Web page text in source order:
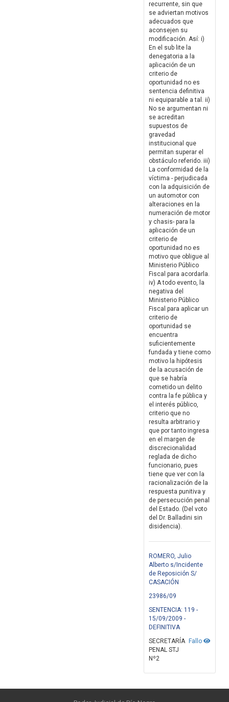
recurrente, sin que
se adviertan motivos
adecuados que
aconsejen su
modificación. Así: i)
En el sub lite la
denegatoria a la
aplicación de un
criterio de
oportunidad no es
sentencia definitiva
ni equiparable a tal. ii)
No se argumentan ni
se acreditan
supuestos de
gravedad
institucional que
permitan superar el
obstáculo referido. iii)
La conformidad de la
víctima - perjudicada
con la adquisición de
un automotor con
alteraciones en la
numeración de motor
y chasis- para la
aplicación de un
criterio de
oportunidad no es
motivo que obligue al
Ministerio Público
Fiscal para acordarla.
iv) A todo evento, la
negativa del
Ministerio Público
Fiscal para aplicar un
criterio de
oportunidad se
encuentra
suficientemente
fundada y tiene como
motivo la hipótesis
de la acusación de
que se habría
cometido un delito
contra la fe pública y
el interés público,
criterio que no
resulta arbitrario y
que por tanto ingresa
en el margen de
discrecionalidad
reglada de dicho
funcionario, pues
tiene que ver con la
racionalización de la
respuesta punitiva y
de persecución penal
del Estado. (Del voto
del Dr. Balladini sin
disidencia).
ROMERO, Julio
Alberto s/Incidente
de Reposición S/
CASACIÓN
23986/09
SENTENCIA: 119 -
15/09/2009 -
DEFINITIVA
Fallo
SECRETARÍA
PENAL STJ
Nº2